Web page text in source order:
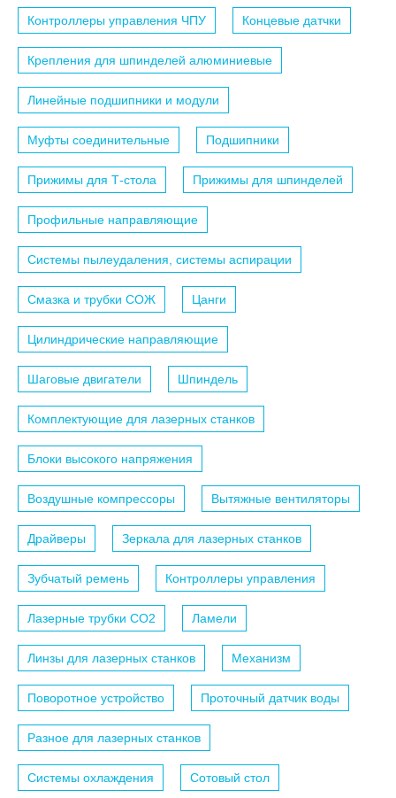
Контроллеры управления ЧПУ Концевые датчки
Крепления для шпинделей алюминиевые
Линейные подшипники и модули
Муфты соединительные Подшипники
Прижимы для Т-стола Прижимы для шпинделей
Профильные направляющие
Системы пылеудаления, системы аспирации
Смазка и трубки СОЖ Цанги
Цилиндрические направляющие
Шаговые двигатели Шпиндель
Комплектующие для лазерных станков
Блоки высокого напряжения
Воздушные компрессоры Вытяжные вентиляторы
Драйверы Зеркала для лазерных станков
Зубчатый ремень Контроллеры управления
Лазерные трубки СО2 Ламели
Линзы для лазерных станков Механизм
Поворотное устройство Проточный датчик воды
Разное для лазерных станков
Системы охлаждения Сотовый стол